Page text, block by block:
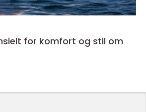
for komfort og stil om